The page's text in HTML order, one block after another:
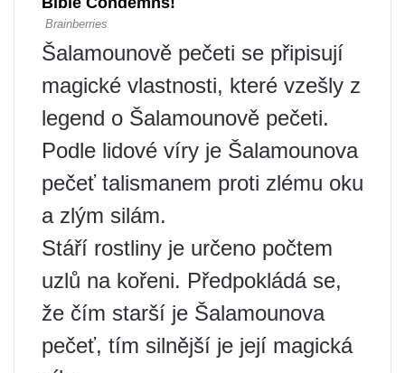
Šalamounově pečeti se připisují
magické vlastnosti, které vzešly z
legend o Šalamounově pečeti.
Podle lidové víry je Šalamounova
pečeť talismanem proti zlému oku
a zlým silám.
Stáří rostliny je určeno počtem
uzlů na kořeni. Předpokládá se,
že čím starší je Šalamounova
pečeť, tím silnější je její magická